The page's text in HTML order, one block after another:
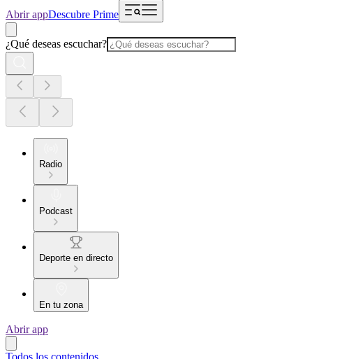
Abrir appDescubre Prime
¿Qué deseas escuchar?
Radio
Podcast
Deporte en directo
En tu zona
Abrir app
Todos los contenidos